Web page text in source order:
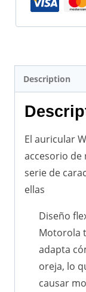
Description
El auricular
accesorio de
serie de
ellas
Diseño
Motorola
adapta
oreja, lo
causar